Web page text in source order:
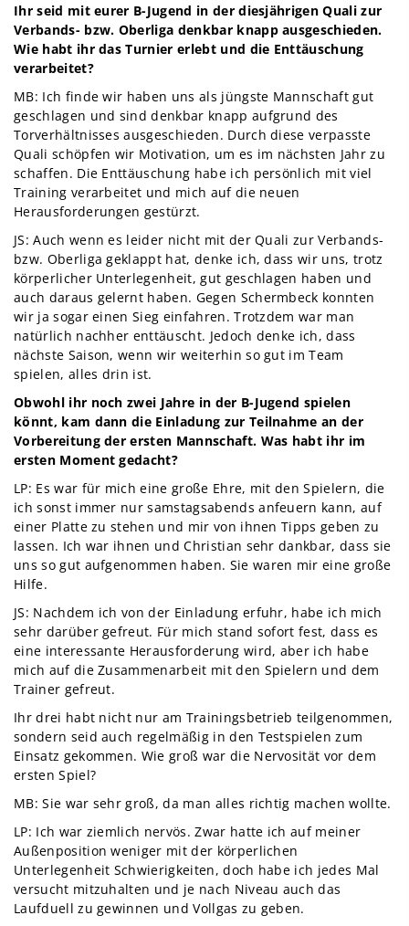
Ihr seid mit eurer B-Jugend in der diesjährigen Quali zur
Verbands- bzw. Oberliga denkbar knapp ausgeschieden.
Wie habt ihr das Turnier erlebt und die Enttäuschung
verarbeitet?
MB: Ich finde wir haben uns als jüngste Mannschaft gut
geschlagen und sind denkbar knapp aufgrund des
Torverhältnisses ausgeschieden. Durch diese verpasste
Quali schöpfen wir Motivation, um es im nächsten Jahr zu
schaffen. Die Enttäuschung habe ich persönlich mit viel
Training verarbeitet und mich auf die neuen
Herausforderungen gestürzt.
JS: Auch wenn es leider nicht mit der Quali zur Verbands-
bzw. Oberliga geklappt hat, denke ich, dass wir uns, trotz
körperlicher Unterlegenheit, gut geschlagen haben und
auch daraus gelernt haben. Gegen Schermbeck konnten
wir ja sogar einen Sieg einfahren. Trotzdem war man
natürlich nachher enttäuscht. Jedoch denke ich, dass
nächste Saison, wenn wir weiterhin so gut im Team
spielen, alles drin ist.
Obwohl ihr noch zwei Jahre in der B-Jugend spielen
könnt, kam dann die Einladung zur Teilnahme an der
Vorbereitung der ersten Mannschaft. Was habt ihr im
ersten Moment gedacht?
LP: Es war für mich eine große Ehre, mit den Spielern, die
ich sonst immer nur samstagsabends anfeuern kann, auf
einer Platte zu stehen und mir von ihnen Tipps geben zu
lassen. Ich war ihnen und Christian sehr dankbar, dass sie
uns so gut aufgenommen haben. Sie waren mir eine große
Hilfe.
JS: Nachdem ich von der Einladung erfuhr, habe ich mich
sehr darüber gefreut. Für mich stand sofort fest, dass es
eine interessante Herausforderung wird, aber ich habe
mich auf die Zusammenarbeit mit den Spielern und dem
Trainer gefreut.
Ihr drei habt nicht nur am Trainingsbetrieb teilgenommen,
sondern seid auch regelmäßig in den Testspielen zum
Einsatz gekommen. Wie groß war die Nervosität vor dem
ersten Spiel?
MB: Sie war sehr groß, da man alles richtig machen wollte.
LP: Ich war ziemlich nervös. Zwar hatte ich auf meiner
Außenposition weniger mit der körperlichen
Unterlegenheit Schwierigkeiten, doch habe ich jedes Mal
versucht mitzuhalten und je nach Niveau auch das
Laufduell zu gewinnen und Vollgas zu geben.